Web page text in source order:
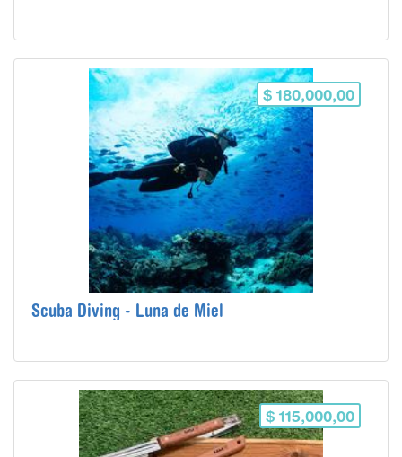
$ 180,000,00
Scuba Diving - Luna de Miel
$ 115,000,00